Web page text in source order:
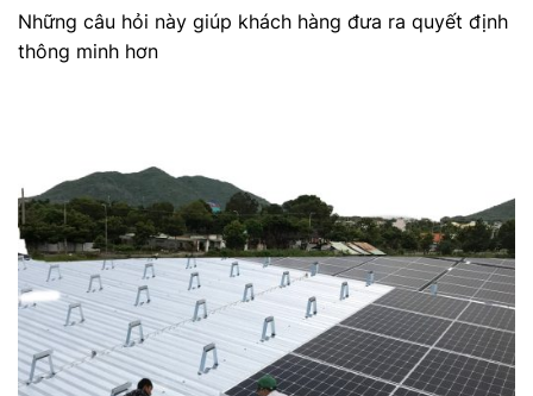
Những câu hỏi này giúp khách hàng đưa ra quyết định
thông minh hơn